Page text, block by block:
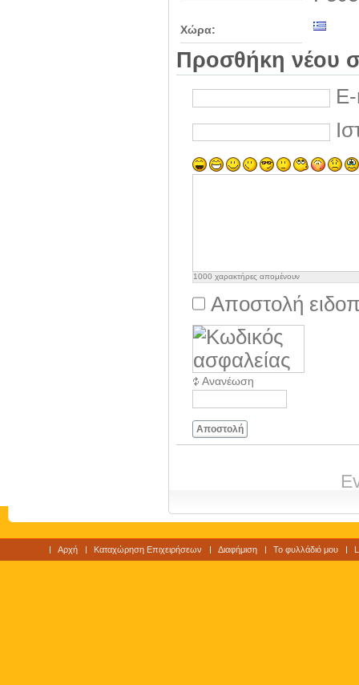
Χώρα:
Προσθήκη νέου
1000 χαρακτήρες απομένουν
Αποστολή
Ανανέωση
Αποστολή
Αρχή Καταχώρηση Επιχειρήσεων Διαφήμιση Το φυλλάδιό μου